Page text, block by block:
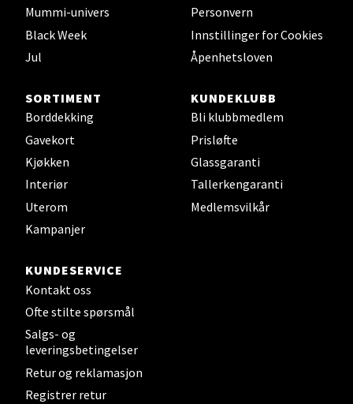
Mummi-univers
Black Week
Jul
Personvern
Innstillinger for Cookies
Åpenhetsloven
SORTIMENT
Borddekking
Gavekort
Kjøkken
Interiør
Uterom
Kampanjer
KUNDEKLUBB
Bli klubbmedlem
Prisløfte
Glassgaranti
Tallerkengaranti
Medlemsvilkår
KUNDESERVICE
Kontakt oss
Ofte stilte spørsmål
Salgs- og
leveringsbetingelser
Retur og reklamasjon
Registrer retur
Velg
Leirvik - Stord
Åpent i dag 10-17
Oslo - Thon Senter Storo
Vitaminveien 7 - 9, 0485 Oslo
Åpent i dag 10-21
0 i butikk